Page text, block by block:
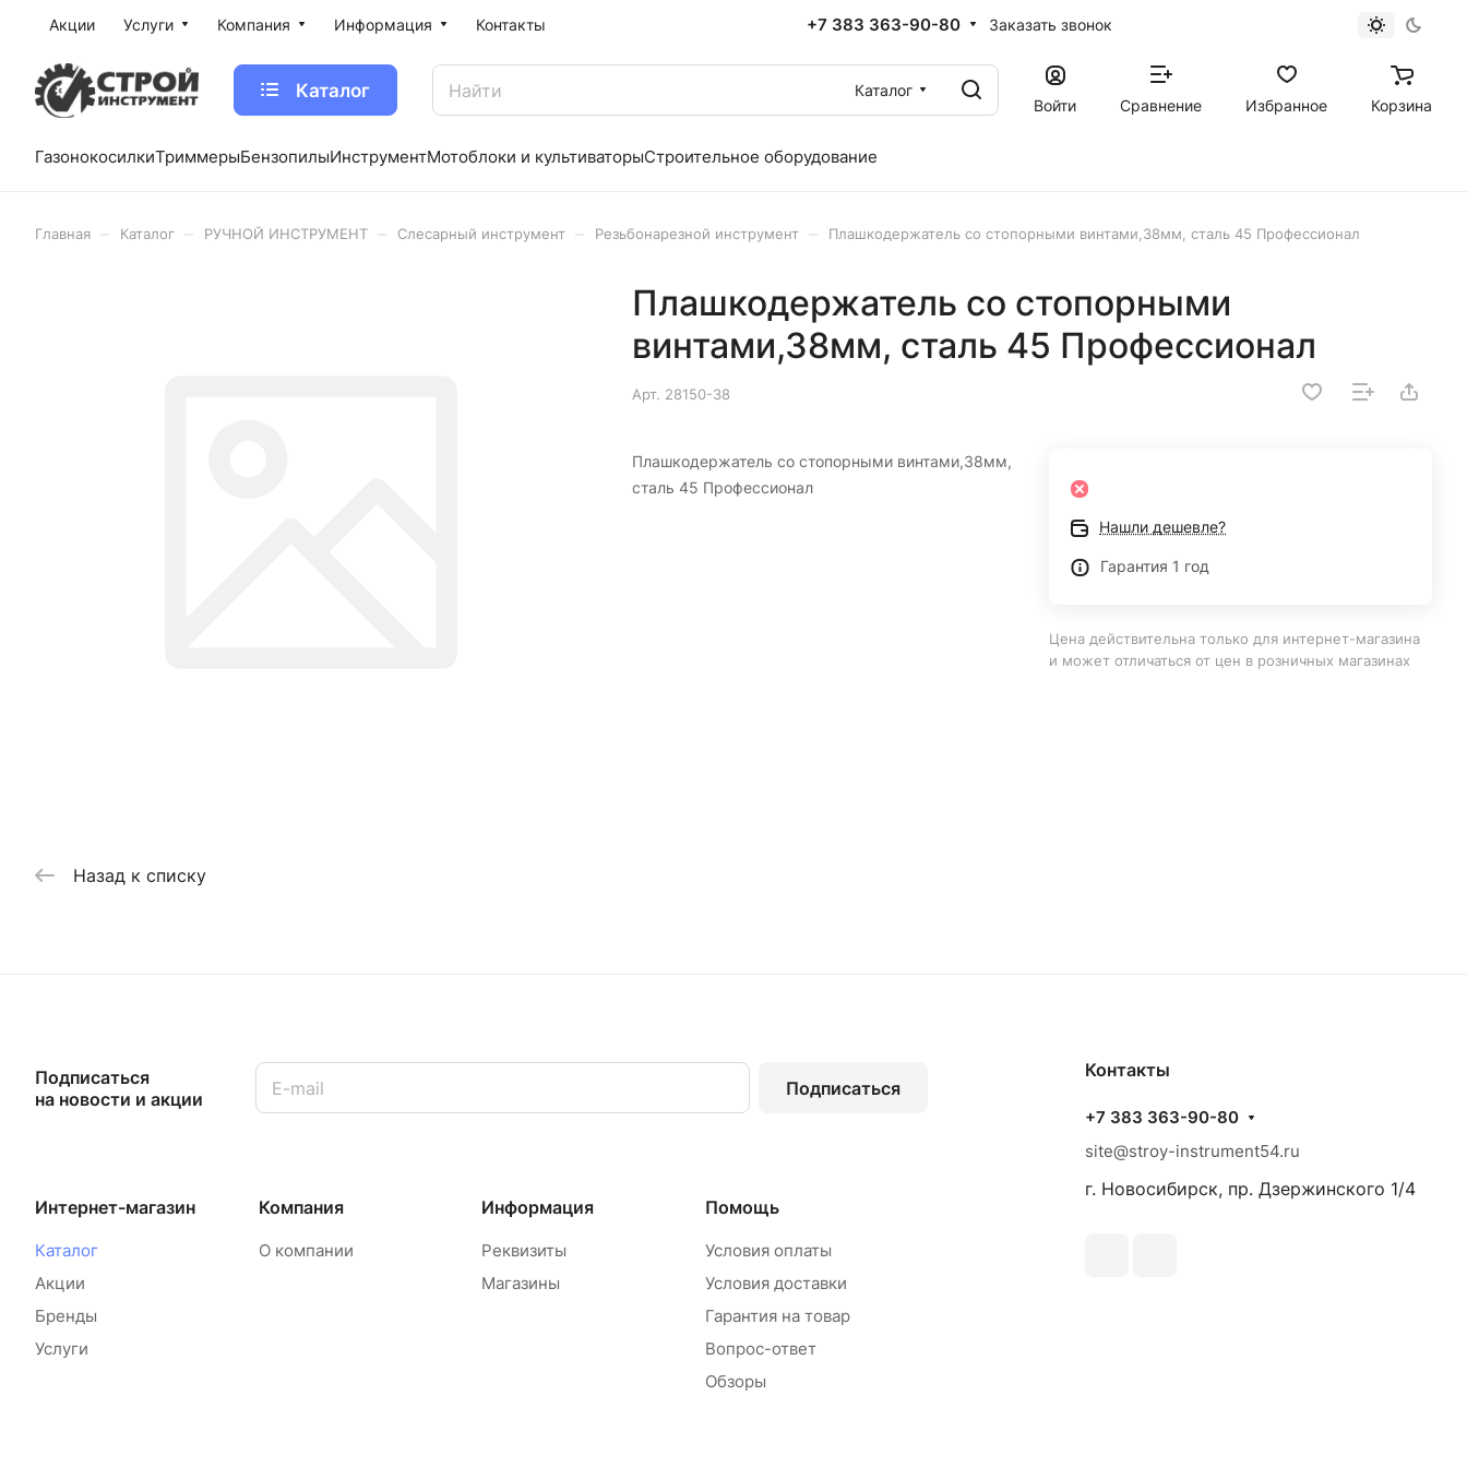
Акции Услуги Компания Информация Контакты +7 383 363-90-80 Заказать звонок
Каталог
Каталог
Войти
Сравнение Избранное Корзина
ГазонокосилкиТриммерыБензопилыИнструментМотоблоки и культиваторыСтроительное оборудование
Главная Каталог РУЧНОЙ ИНСТРУМЕНТ Слесарный инструмент Резьбонарезной инструмент Плашкодержатель со стопорными винтами,38мм, сталь 45 Профессионал
Плашкодержатель со стопорными
винтами,38мм, сталь 45 Профессионал
Арт. 28150-38
Плашкодержатель со стопорными винтами,38мм,
сталь 45 Профессионал
Нашли дешевле?
Гарантия 1 год
Цена действительна только для интернет-магазина
и может отличаться от цен в розничных магазинах
Назад к списку
Подписаться
на новости и акции
Подписаться
Интернет-магазин
Каталог
Акции
Бренды
Услуги
Компания
О компании
Информация
Реквизиты
Магазины
Помощь
Условия оплаты
Условия доставки
Гарантия на товар
Вопрос-ответ
Обзоры
Контакты
+7 383 363-90-80
site@stroy-instrument54.ru
г. Новосибирск, пр. Дзержинского 1/4